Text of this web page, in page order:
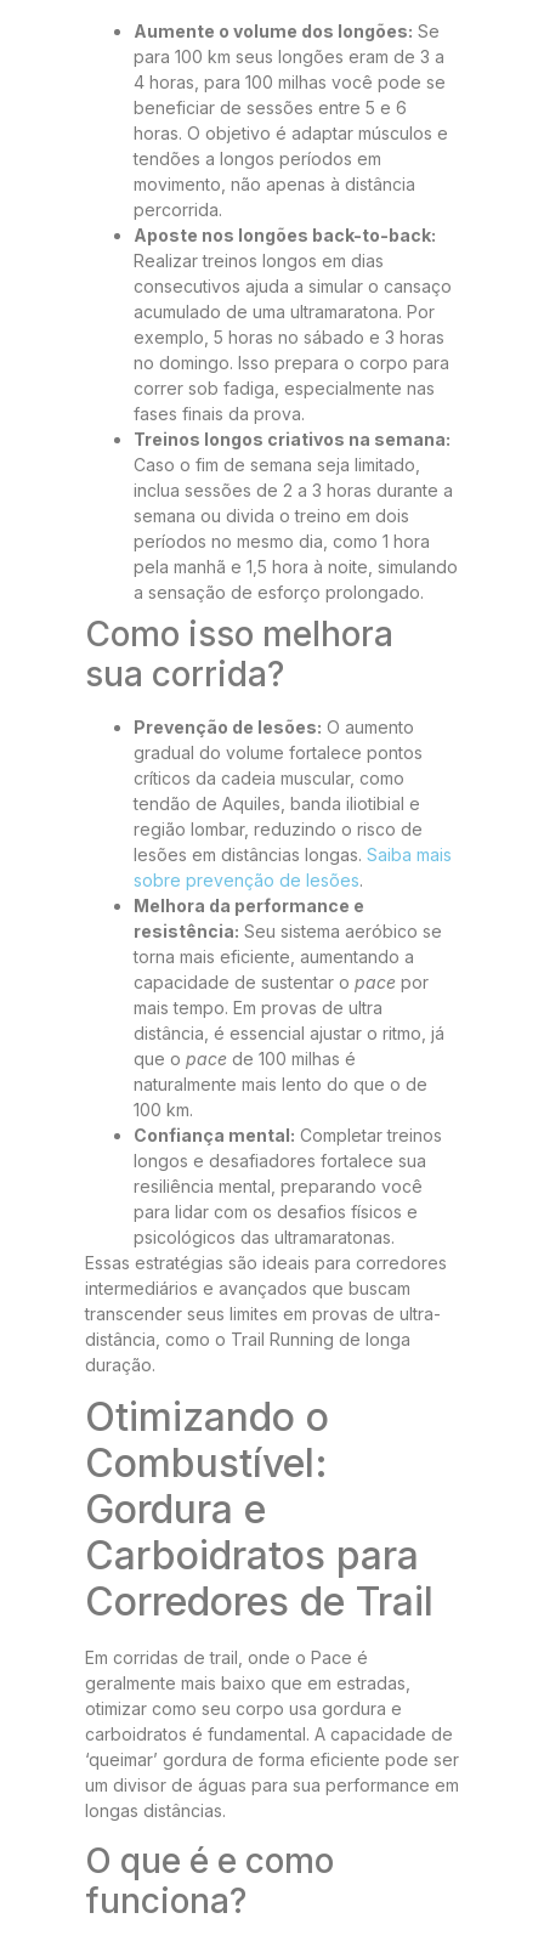
Aumente o volume dos longões: Se
para 100 km seus longões eram de 3 a
4 horas, para 100 milhas você pode se
beneficiar de sessões entre 5 e 6
horas. O objetivo é adaptar músculos e
tendões a longos períodos em
movimento, não apenas à distância
percorrida.
Aposte nos longões back-to-back:
Realizar treinos longos em dias
consecutivos ajuda a simular o cansaço
acumulado de uma ultramaratona. Por
exemplo, 5 horas no sábado e 3 horas
no domingo. Isso prepara o corpo para
correr sob fadiga, especialmente nas
fases finais da prova.
Treinos longos criativos na semana:
Caso o fim de semana seja limitado,
inclua sessões de 2 a 3 horas durante a
semana ou divida o treino em dois
períodos no mesmo dia, como 1 hora
pela manhã e 1,5 hora à noite, simulando
a sensação de esforço prolongado.
Como isso melhora
sua corrida?
Prevenção de lesões: O aumento
gradual do volume fortalece pontos
críticos da cadeia muscular, como
tendão de Aquiles, banda iliotibial e
região lombar, reduzindo o risco de
lesões em distâncias longas. Saiba mais
sobre prevenção de lesões.
Melhora da performance e
resistência: Seu sistema aeróbico se
torna mais eficiente, aumentando a
capacidade de sustentar o pace por
mais tempo. Em provas de ultra
distância, é essencial ajustar o ritmo, já
que o pace de 100 milhas é
naturalmente mais lento do que o de
100 km.
Confiança mental: Completar treinos
longos e desafiadores fortalece sua
resiliência mental, preparando você
para lidar com os desafios físicos e
psicológicos das ultramaratonas.
Essas estratégias são ideais para corredores
intermediários e avançados que buscam
transcender seus limites em provas de ultra-
distância, como o Trail Running de longa
duração.
Otimizando o
Combustível:
Gordura e
Carboidratos para
Corredores de Trail
Em corridas de trail, onde o Pace é
geralmente mais baixo que em estradas,
otimizar como seu corpo usa gordura e
carboidratos é fundamental. A capacidade de
‘queimar’ gordura de forma eficiente pode ser
um divisor de águas para sua performance em
longas distâncias.
O que é e como
funciona?